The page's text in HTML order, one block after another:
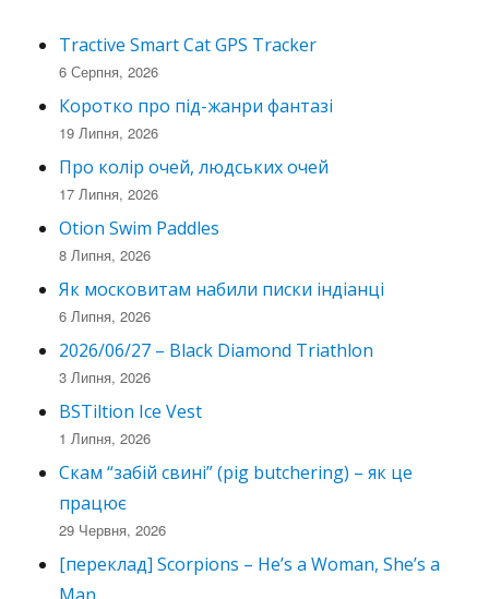
Tractive Smart Cat GPS Tracker
6 Серпня, 2026
Коротко про під-жанри фантазі
19 Липня, 2026
Про колір очей, людських очей
17 Липня, 2026
Otion Swim Paddles
8 Липня, 2026
Як московитам набили писки індіанці
6 Липня, 2026
2026/06/27 – Black Diamond Triathlon
3 Липня, 2026
BSTiltion Ice Vest
1 Липня, 2026
Скам “забій свині” (pig butchering) – як це
працює
29 Червня, 2026
[переклад] Scorpions – He’s a Woman, She’s a